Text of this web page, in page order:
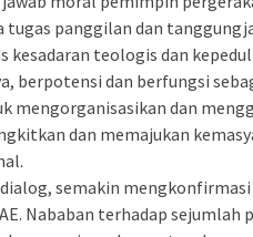
tugas panggilan dan
kesadaran teologis dan
berpotensi dan berfungsi
mengorganisasikan dan
dan memajukan
semakin
Nababan terhadap